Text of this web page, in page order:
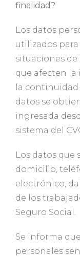
finalidad?
Los datos
utilizados
situaciones de
que afecten
la continuidad
datos se
ingresada
sistema del
Los datos que
domicilio,
electrónico,
de los
Seguro Social.
Se informa
personales